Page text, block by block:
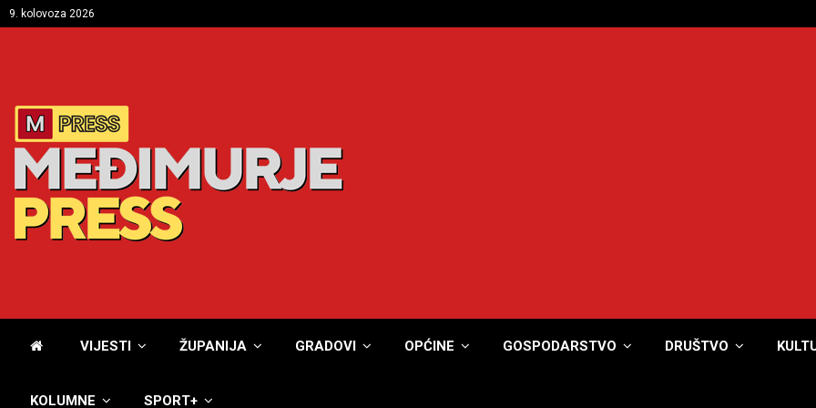
9. kolovoza 2026
VIJESTI ŽUPANIJA GRADOVI OPĆINE GOSPODARSTVO DRUŠTVO
KOLUMNE SPORT+